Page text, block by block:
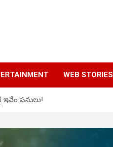
WEB STORIES
పనులు!